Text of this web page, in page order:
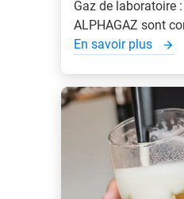
Gaz de laboratoire
ALPHAGAZ sont
En savoir plus